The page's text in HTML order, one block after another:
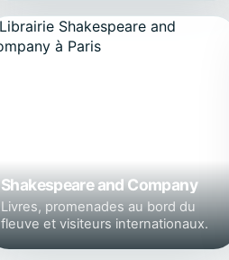
Shakespeare and Company
Livres, promenades au bord du
fleuve et visiteurs internationaux.